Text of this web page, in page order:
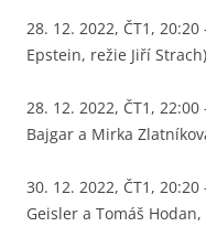
28. 12. 2022, ČT1, 20:20
Epstein, režie Jiří Strach)
28. 12. 2022, ČT1, 22:00
Bajgar a Mirka
30. 12. 2022, ČT1, 20:20
Geisler a Tomáš